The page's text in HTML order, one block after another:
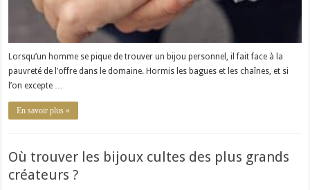
Lorsqu’un homme se pique de trouver un bijou personnel, il fait face à la
pauvreté de l’offre dans le domaine. Hormis les bagues et les chaînes, et si
l’on excepte …
En savoir plus »
Où trouver les bijoux cultes des plus grands
créateurs ?